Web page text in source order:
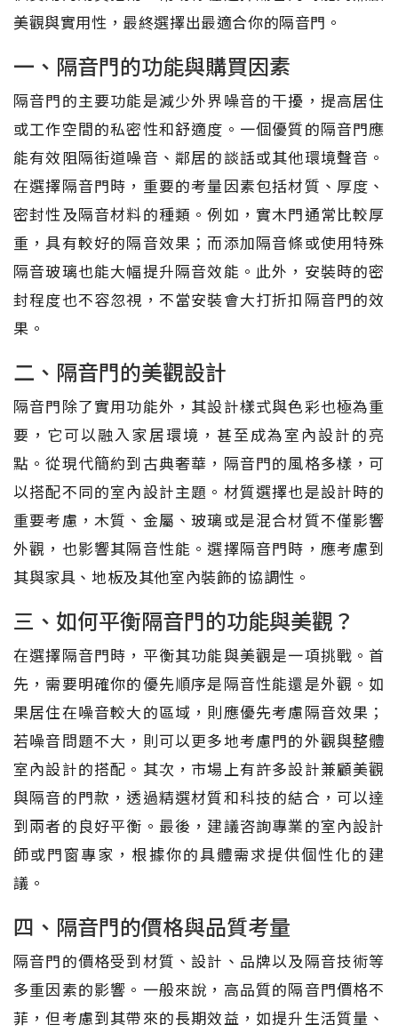
美觀與實用性，最終選擇出最適合你的隔音門。
一、隔音門的功能與購買因素
隔音門的主要功能是減少外界噪音的干擾，提高居住
或工作空間的私密性和舒適度。一個優質的隔音門應
能有效阻隔街道噪音、鄰居的談話或其他環境聲音。
在選擇隔音門時，重要的考量因素包括材質、厚度、
密封性及隔音材料的種類。例如，實木門通常比較厚
重，具有較好的隔音效果；而添加隔音條或使用特殊
隔音玻璃也能大幅提升隔音效能。此外，安裝時的密
封程度也不容忽視，不當安裝會大打折扣隔音門的效
果。
二、隔音門的美觀設計
隔音門除了實用功能外，其設計樣式與色彩也極為重
要，它可以融入家居環境，甚至成為室內設計的亮
點。從現代簡約到古典奢華，隔音門的風格多樣，可
以搭配不同的室內設計主題。材質選擇也是設計時的
重要考慮，木質、金屬、玻璃或是混合材質不僅影響
外觀，也影響其隔音性能。選擇隔音門時，應考慮到
其與家具、地板及其他室內裝飾的協調性。
三、如何平衡隔音門的功能與美觀？
在選擇隔音門時，平衡其功能與美觀是一項挑戰。首
先，需要明確你的優先順序是隔音性能還是外觀。如
果居住在噪音較大的區域，則應優先考慮隔音效果；
若噪音問題不大，則可以更多地考慮門的外觀與整體
室內設計的搭配。其次，市場上有許多設計兼顧美觀
與隔音的門款，透過精選材質和科技的結合，可以達
到兩者的良好平衡。最後，建議咨詢專業的室內設計
師或門窗專家，根據你的具體需求提供個性化的建
議。
四、隔音門的價格與品質考量
隔音門的價格受到材質、設計、品牌以及隔音技術等
多重因素的影響。一般來說，高品質的隔音門價格不
菲，但考慮到其帶來的長期效益，如提升生活質量、